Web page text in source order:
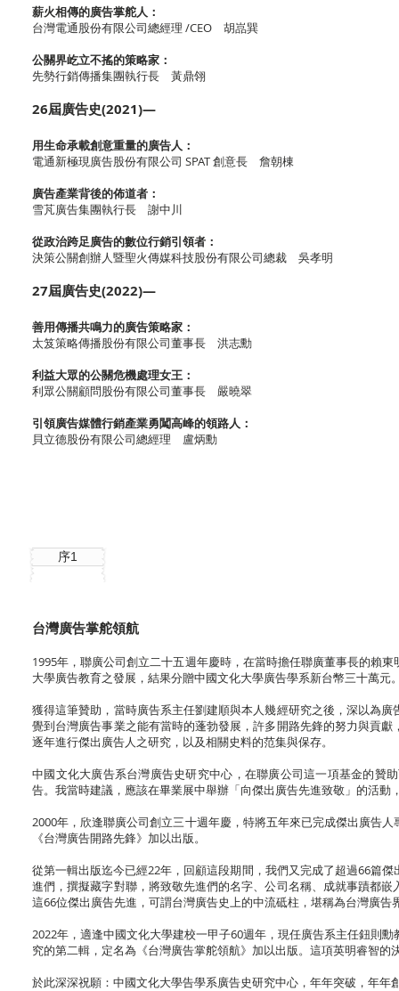
薪火相傳的廣告掌舵人：
台灣電通股份有限公司總經理 /CEO 胡嵓巽
公關界屹立不搖的策略家：
先勢行銷傳播集團執行長 黃鼎翎
26屆廣告史(2021)—
用生命承載創意重量的廣告人：
電通新極現廣告股份有限公司 SPAT 創意長 詹朝棟
廣告產業背後的佈道者：
雪芃廣告集團執行長 謝中川
從政治跨足廣告的數位行銷引領者：
決策公關創辦人暨聖火傳媒科技股份有限公司總裁 吳孝明
27屆廣告史(2022)—
善用傳播共鳴力的廣告策略家：
太笈策略傳播股份有限公司董事長 洪志勳
利益大眾的公關危機處理女王：
利眾公關顧問股份有限公司董事長 嚴曉翠
引領廣告媒體行銷產業勇闖高峰的領路人：
貝立德股份有限公司總經理 盧炳勳
序1
台灣廣告掌舵領航
1995年，聯廣公司創立二十五週年慶時，在當時擔任聯廣董事長的賴
大學廣告教育之發展，結果分贈中國文化大學廣告學系新台幣三十萬元
獲得這筆贊助，當時廣告系主任劉建順與本人幾經研究之後，深以為
覺到台灣廣告事業之能有當時的蓬勃發展，許多開路先鋒的努力與貢
逐年進行傑出廣告人之研究，以及相關史料的范集與保存。
中國文化大廣告系台灣廣告史研究中心，在聯廣公司這一項基金的贊
告。我當時建議，應該在畢業展中舉辦「向傑出廣告先進致敬」的活
2000年，欣逢聯廣公司創立三十週年慶，特將五年來已完成傑出廣告
《台灣廣告開路先鋒》加以出版。
從第一輯出版迄今已經22年，回顧這段期間，我們又完成了超過66篇
進們，撰擬藏字對聯，將致敬先進們的名字、公司名稱、成就事蹟都
這66位傑出廣告先進，可謂台灣廣告史上的中流砥柱，堪稱為台灣廣告
2022年，適逢中國文化大學建校一甲子60週年，現任廣告系主任鈕則
究的第二輯，定名為《台灣廣告掌舵領航》加以出版。這項英明睿智
於此深深祝願：中國文化大學告學系廣告史研究中心，年年突破，年